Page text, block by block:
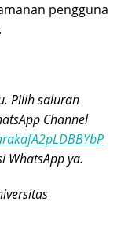
pengguna
Pilih saluran
Channel
WhatsApp ya.